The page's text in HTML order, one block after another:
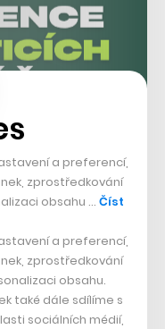
a preferencí,
zprostředkování
obsahu … Číst
a preferencí,
zprostředkování
obsahu.
také dále sdílíme s
sociálních médií,